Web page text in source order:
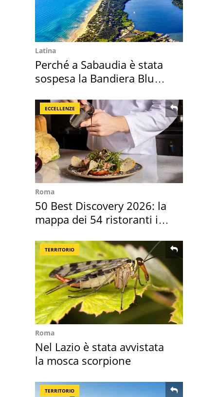
Latina
Perché a Sabaudia è stata
sospesa la Bandiera Blu
ECCELLENZE
Roma
50 Best Discovery 2026: la
mappa dei 54 ristoranti in
TERRITORIO
Roma
Nel Lazio è stata avvistata
la mosca scorpione
TERRITORIO